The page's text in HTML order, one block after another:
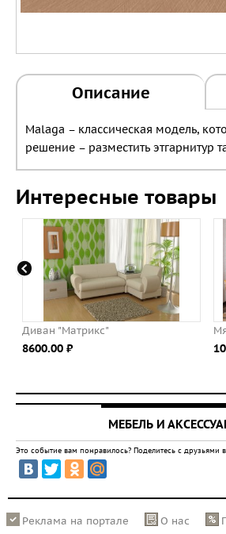
Описание
Malaga – классическая модель,
решение – разместить этгарнитур
Интересные товары
Мягкая мебель
МЕБЕЛЬ И
Это событие вам понравилось? Поделитесь с друзьями
Реклама на портале О нас